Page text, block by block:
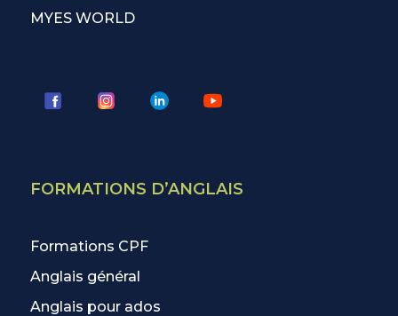
MYES WORLD
FORMATIONS D’ANGLAIS
Formations CPF
Anglais général
Anglais pour ados